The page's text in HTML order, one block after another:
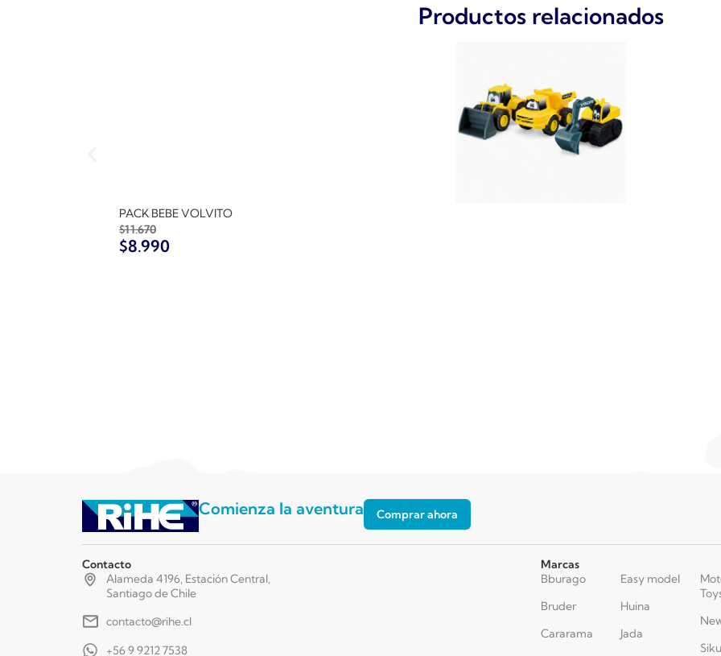
Productos relacionados
PACK BEBE VOLVITO
$11.670
$8.990
Comienza la aventura Comprar ahora
Contacto
Alameda 4196, Estación Central,
Santiago de Chile
contacto@rihe.cl
+56 9 9212 7538
Marcas
Bburago
Bruder
Cararama
Easy model
Huina
Jada
Siku